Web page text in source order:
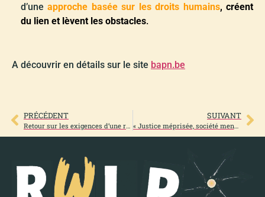
d’uneapproche basée sur les droits humains, créent
du lien et lèvent les obstacles.
A découvrir en détails sur le site bapn.be
PRÉCÉDENT SUIVANT